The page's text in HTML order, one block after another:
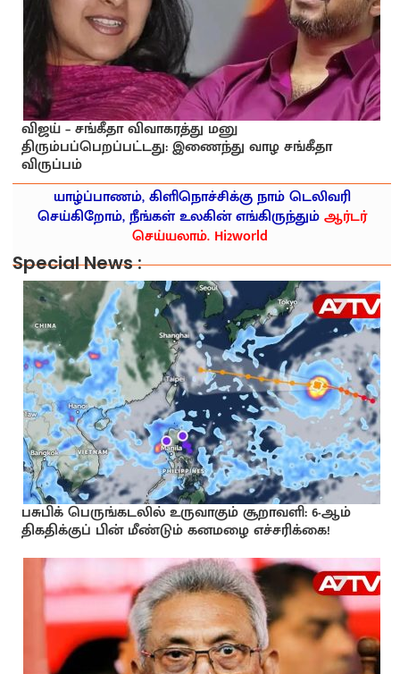
விஜய் – சங்கீதா விவாகரத்து மனு
திரும்பப்பெறப்பட்டது: இணைந்து வாழ சங்கீதா
விருப்பம்
யாழ்ப்பாணம், கிளிநொச்சிக்கு நாம் டெலிவரி
செய்கிறோம், நீங்கள் உலகின் எங்கிருந்தும்ஆர்டர்
செய்யலாம். Hi2world
Special News :
பசுபிக் பெருங்கடலில் உருவாகும் சூறாவளி: 6-ஆம்
திகதிக்குப் பின் மீண்டும் கனமழை எச்சரிக்கை!